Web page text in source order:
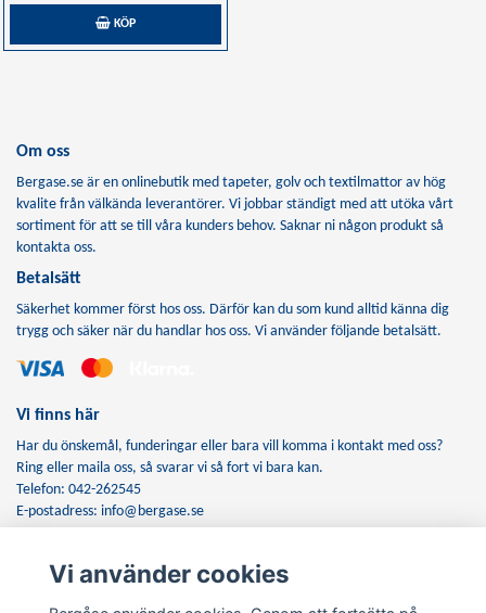
KÖP
Om oss
Bergase.se är en onlinebutik med tapeter, golv och textilmattor av hög
kvalite från välkända leverantörer. Vi jobbar ständigt med att utöka vårt
sortiment för att se till våra kunders behov. Saknar ni någon produkt så
kontakta oss.
Betalsätt
Säkerhet kommer först hos oss. Därför kan du som kund alltid känna dig
trygg och säker när du handlar hos oss. Vi använder följande betalsätt.
Vi finns här
Har du önskemål, funderingar eller bara vill komma i kontakt med oss?
Ring eller maila oss, så svarar vi så fort vi bara kan.
Telefon: 042-262545
E-postadress: info@bergase.se
Anmäl dig till vårt nyhetsbrev
Vi använder cookies